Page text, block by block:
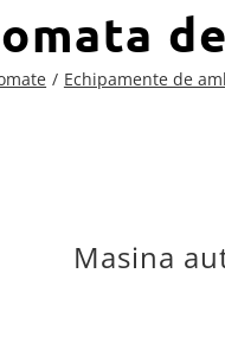
Echipamente de
Masina